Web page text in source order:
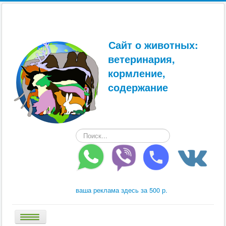
Сайт о животных:
ветеринария,
кормление,
содержание
Искать...
ваша реклама здесь за 500 р.